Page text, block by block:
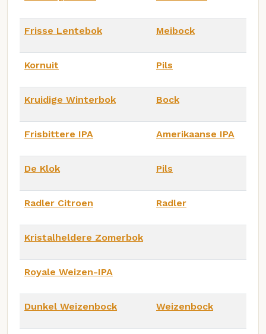
Frisse Lentebok Meibock
Kornuit Pils
Kruidige Winterbok Bock
Frisbittere IPA Amerikaanse IPA
De Klok Pils
Radler Citroen Radler
Kristalheldere Zomerbok
Royale Weizen-IPA
Dunkel Weizenbock Weizenbock